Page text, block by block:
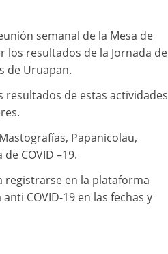
semanal de la Mesa de
los resultados de la Jornada de
de Uruapan.
resultados de estas actividades
Papanicolau,
COVID –19.
registrarse en la plataforma
COVID-19 en las fechas y